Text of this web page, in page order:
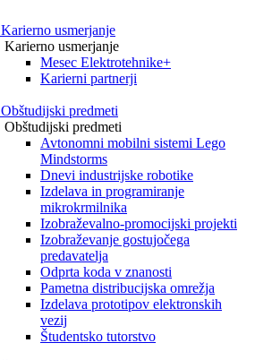
Karierno usmerjanje
Karierno usmerjanje
Mesec Elektrotehnike+
Karierni partnerji
Obštudijski predmeti
Obštudijski predmeti
Avtonomni mobilni sistemi Lego
Mindstorms
Dnevi industrijske robotike
Izdelava in programiranje
mikrokrmilnika
Izobraževalno-promocijski projekti
Izobraževanje gostujočega
predavatelja
Odprta koda v znanosti
Pametna distribucijska omrežja
Izdelava prototipov elektronskih
vezij
Študentsko tutorstvo